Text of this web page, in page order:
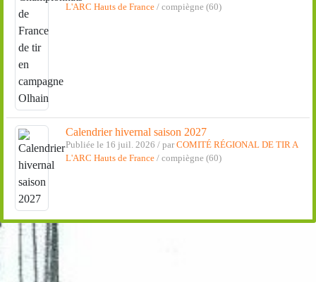
L'ARC Hauts de France/ compiègne (60)
Calendrier hivernal saison 2027
Publiée le 16 juil. 2026 / par COMITÉ RÉGIONAL DE TIR A
L'ARC Hauts de France/ compiègne (60)